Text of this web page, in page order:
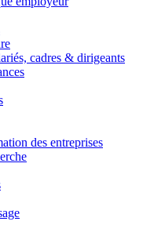
cadres & dirigeants
des entreprises